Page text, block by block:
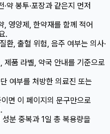
약 봉투·포장과 같은지 먼저
, 영양제, 한약재를 함께 적어
.
환, 출혈 위험, 음주 여부는 의사·
제품 라벨, 약국 안내를 기준으로
여부를 처방한 의료진 또는
면 이 페이지의 문구만으로
분 중복과 1일 총 복용량을